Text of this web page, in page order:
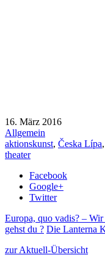
16. März 2016
Allgemein
aktionskunst, Česka Lípa,
theater
Facebook
Google+
Twitter
Europa, quo vadis? –
gehst du ? Die Lanterna
zur Aktuell-Übersicht